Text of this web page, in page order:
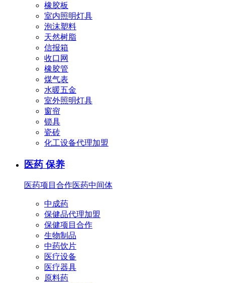
橡胶板
室内照明灯具
泡沫塑料
天然树脂
信报箱
收口网
橡胶管
煤气表
水暖五金
室外照明灯具
窗帘
锁具
瓷砖
化工设备代理加盟
医药 保养
医药项目合作医药中间体
中成药
保健品代理加盟
保健项目合作
生物制品
中药饮片
医疗设备
医疗器具
原料药